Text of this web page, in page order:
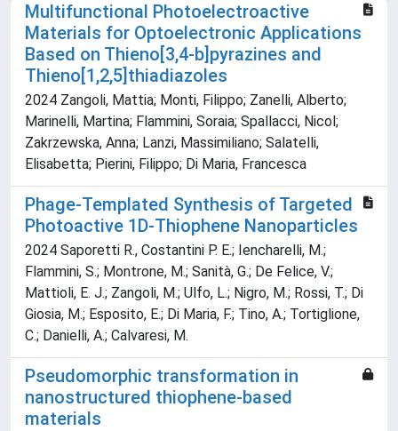
Multifunctional Photoelectroactive
Materials for Optoelectronic Applications
Based on Thieno[3,4‐b]pyrazines and
Thieno[1,2,5]thiadiazoles
2024 Zangoli, Mattia; Monti, Filippo; Zanelli, Alberto;
Marinelli, Martina; Flammini, Soraia; Spallacci, Nicol;
Zakrzewska, Anna; Lanzi, Massimiliano; Salatelli,
Elisabetta; Pierini, Filippo; Di Maria, Francesca
Phage-Templated Synthesis of Targeted
Photoactive 1D-Thiophene Nanoparticles
2024 Saporetti R., Costantini P. E.; Iencharelli, M.;
Flammini, S.; Montrone, M.; Sanità, G.; De Felice, V.;
Mattioli, E. J.; Zangoli, M.; Ulfo, L.; Nigro, M.; Rossi, T.; Di
Giosia, M.; Esposito, E.; Di Maria, F.; Tino, A.; Tortiglione,
C.; Danielli, A.; Calvaresi, M.
Pseudomorphic transformation in
nanostructured thiophene-based
materials